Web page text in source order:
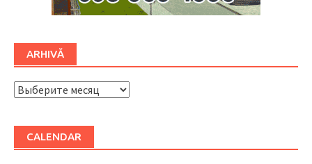
ARHIVĂ
ARHIVĂ
CALENDAR